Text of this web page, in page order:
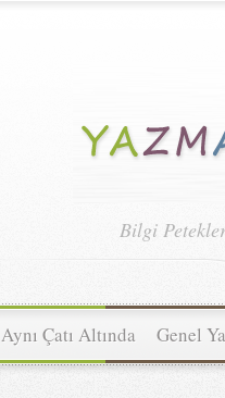
Bilgi
Aynı Çatı Altında Genel